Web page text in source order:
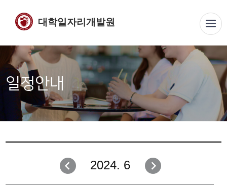
대학일자리개발원
일정안내
2024. 6